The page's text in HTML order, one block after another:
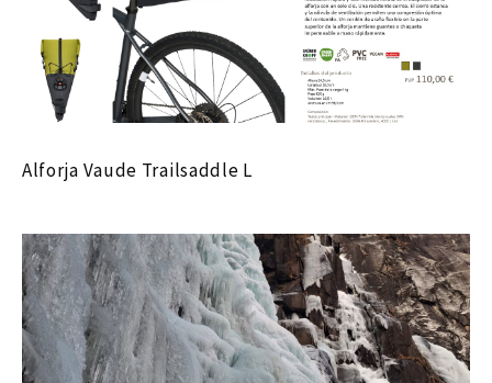
Alforja Vaude Trailsaddle L